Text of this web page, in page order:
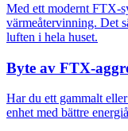
Med ett modernt FTX-
värmeåtervinning. Det
luften i hela huset.
Byte av FTX-
Har du ett gammalt
enhet med bättre